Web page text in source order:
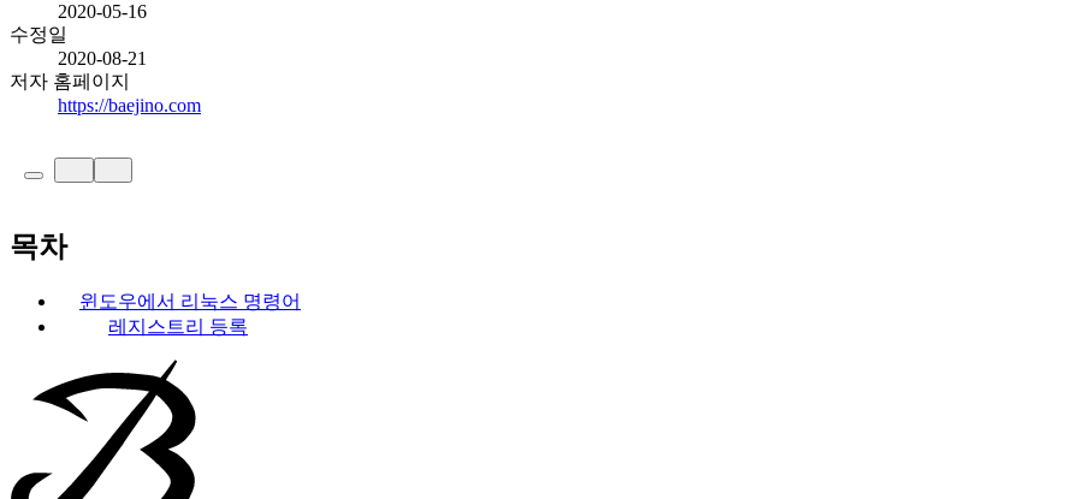
2020-05-16
수정일
2020-08-21
저자 홈페이지
https://baejino.com
목차
윈도우에서 리눅스 명령어
레지스트리 등록